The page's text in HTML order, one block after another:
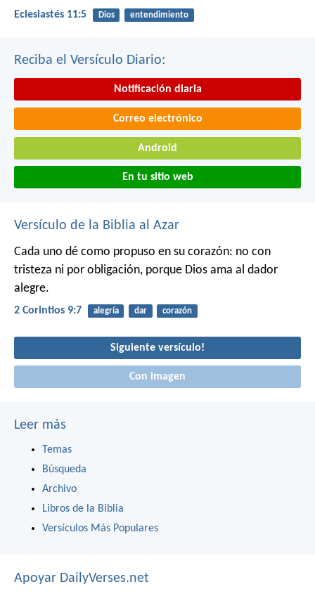
Eclesiastés 11:5 Dios entendimiento
Reciba el Versículo Diario:
Notificación diaria
Correo electrónico
Android
En tu sitio web
Versículo de la Biblia al Azar
Cada uno dé como propuso en su corazón: no con
tristeza ni por obligación, porque Dios ama al dador
alegre.
2 Corintios 9:7 alegría dar corazón
Siguiente versículo!
Con imagen
Leer más
Temas
Búsqueda
Archivo
Libros de la Biblia
Versículos Más Populares
Apoyar DailyVerses.net